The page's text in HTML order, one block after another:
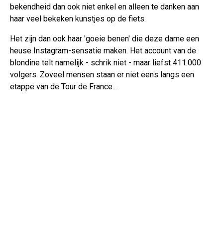
bekendheid dan ook niet enkel en alleen te danken aan
haar veel bekeken kunstjes op de fiets.
Het zijn dan ook haar 'goeie benen' die deze dame een
heuse Instagram-sensatie maken. Het account van de
blondine telt namelijk - schrik niet - maar liefst 411.000
volgers. Zoveel mensen staan er niet eens langs een
etappe van de Tour de France...